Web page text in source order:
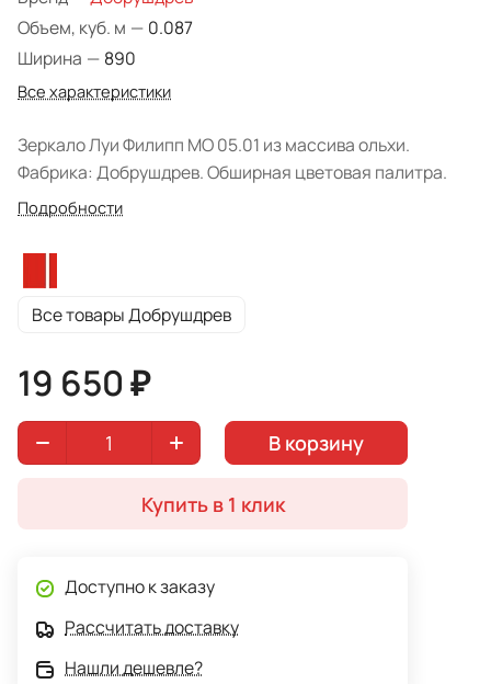
Объем, куб. м — 0.087
Ширина — 890
Все характеристики
Зеркало Луи Филипп МО 05.01 из массива ольхи.
Фабрика: Добрушдрев. Обширная цветовая палитра.
Подробности
Все товары Добрушдрев
19 650 ₽
В корзину
Купить в 1 клик
Доступно к заказу
Рассчитать доставку
Нашли дешевле?